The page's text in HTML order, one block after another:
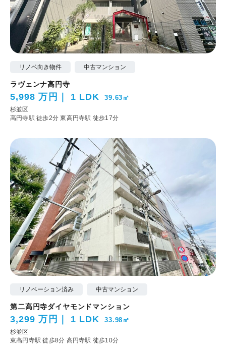
リノベ向き物件 中古マンション
ラヴェンナ高円寺
5,998 万円 1 LDK 39.63㎡
杉並区
高円寺駅 徒歩2分東高円寺駅 徒歩17分
リノベーション済み 中古マンション
第二高円寺ダイヤモンドマンション
3,299 万円 1 LDK 33.98㎡
杉並区
東高円寺駅 徒歩8分 高円寺駅 徒歩10分